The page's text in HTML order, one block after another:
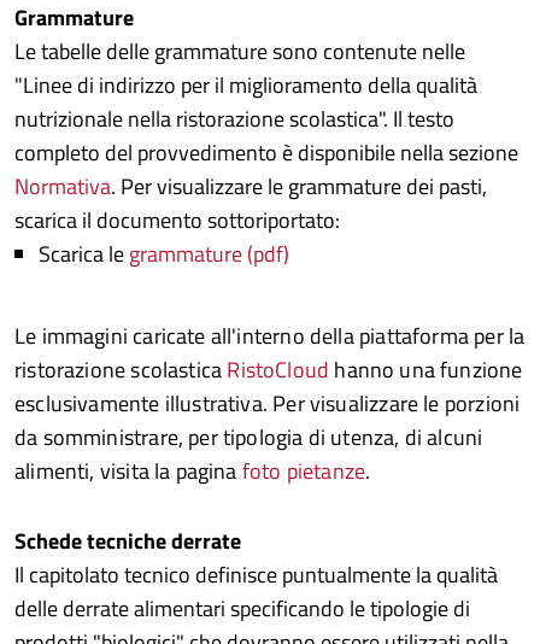
Grammature
Le tabelle delle grammature sono contenute nelle
"Linee di indirizzo per il miglioramento della qualità
nutrizionale nella ristorazione scolastica". Il testo
completo del provvedimento è disponibile nella sezione
Normativa. Per visualizzare le grammature dei pasti,
scarica il documento sottoriportato:
Scarica legrammature (pdf)
Le immagini caricate all'interno della piattaforma per la
ristorazione scolasticaRistoCloud hanno una funzione
esclusivamente illustrativa. Per visualizzare le porzioni
da somministrare, per tipologia di utenza, di alcuni
alimenti, visita la paginafoto pietanze.
Schede tecniche derrate
Il capitolato tecnico definisce puntualmente la qualità
delle derrate alimentari specificando le tipologie di